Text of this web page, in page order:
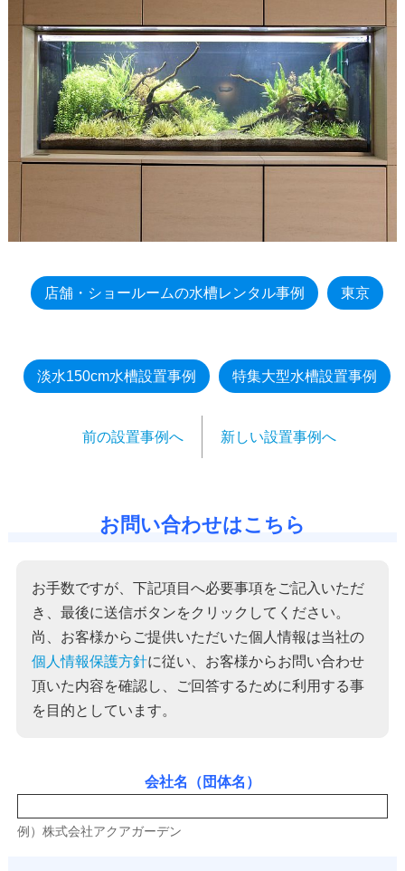
店舗・ショールームの水槽レンタル事例 東京
淡水150cm水槽設置事例 特集大型水槽設置事例
前の設置事例へ 新しい設置事例へ
お問い合わせはこちら
お手数ですが、下記項目へ必要事項をご記入いただ
き、最後に送信ボタンをクリックしてください。
尚、お客様からご提供いただいた個人情報は当社の
個人情報保護方針に従い、お客様からお問い合わせ
頂いた内容を確認し、ご回答するために利用する事
を目的としています。
会社名（団体名）
例）株式会社アクアガーデン